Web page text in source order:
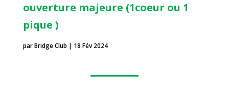
ouverture majeure (1coeur ou 1
pique )
parBridge Club | 18 Fév 2024